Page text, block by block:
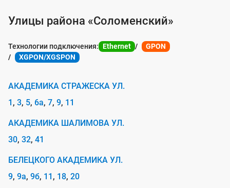
с
у
г
й
п
о
д
к
л
Улицы района «Соломенский»
Технологии подключения: Ethernet
GPON
XGPON/XGSPON
АКАДЕМИКА СТРАЖЕСКА УЛ.
1 3 5 6а 7 9 11
АКАДЕМИКА ШАЛИМОВА УЛ.
30 32 41
БЕЛЕЦКОГО АКАДЕМИКА УЛ.
9 9а 9б 11 18 20